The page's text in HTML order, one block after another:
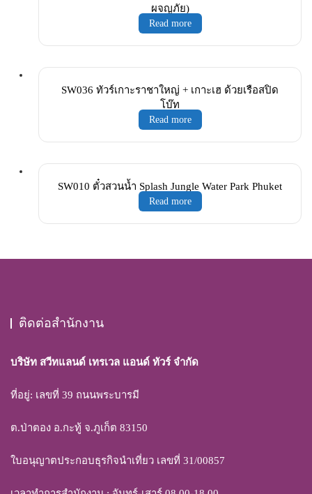
ผจญภัย)
Read more
SW036 ทัวร์เกาะราชาใหญ่ + เกาะเฮ ด้วยเรือสปิด
โบ๊ท
Read more
SW010 ตั๋วสวนน้ำ Splash Jungle Water Park Phuket
Read more
ติดต่อสำนักงาน
บริษัท สวีทแลนด์ เทรเวล แอนด์ ทัวร์ จำกัด
ที่อยู่: เลขที่ 39 ถนนพระบารมี
ต.ป่าตอง อ.กะทู้ จ.ภูเก็ต 83150
ใบอนุญาตประกอบธุรกิจนำเที่ยว เลขที่ 31/00857